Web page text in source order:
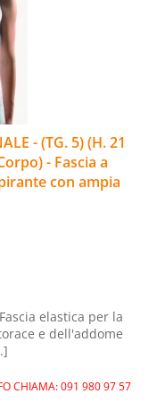
- (TG. 5) (H. 21
- Fascia a
con ampia
Fascia elastica per la
e dell'addome
CHIAMA: 091 980 97 57